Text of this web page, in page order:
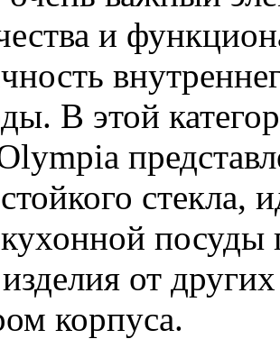
и
В этой
стекла,
посуды
от
корпуса.